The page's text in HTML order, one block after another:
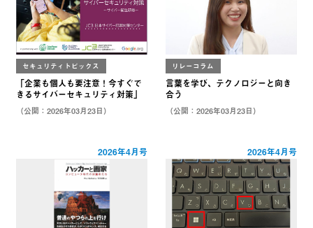
セキュリティトピックス
「企業も個人も要注意！今すぐで
きるサイバーセキュリティ対策」
（公開：2026年03月23日）
リレーコラム
言葉を学び、テクノロジーと向き
合う
（公開：2026年03月23日）
2026年4月号 2026年4月号